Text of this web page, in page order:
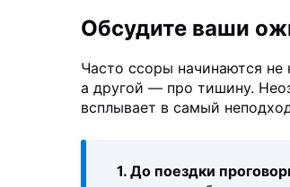
Обсудите ваши
Часто ссоры начинаются не
а другой — про тишину.
всплывает в самый
1. До поездки